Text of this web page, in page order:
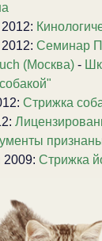
2012:
2012: Семинар
(Москва) -
Стрижка
2009: Стрижка